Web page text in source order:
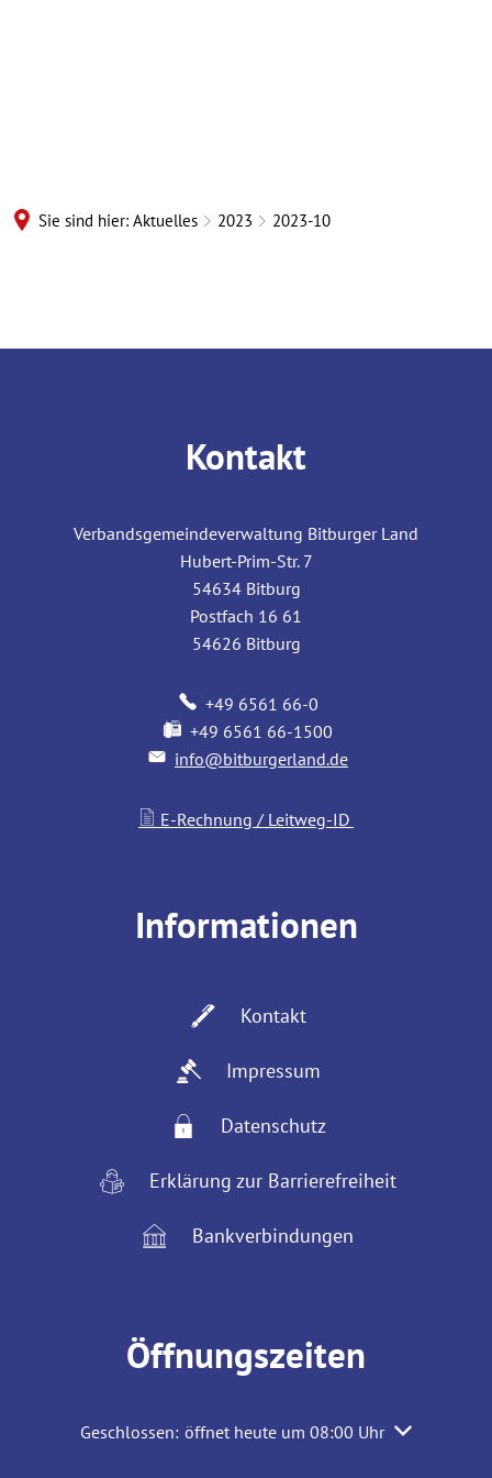
Sie sind hier: Aktuelles 2023 2023-10
Kontakt
Verbandsgemeindeverwaltung Bitburger Land
Hubert-Prim-Str. 7
54634 Bitburg
Postfach 16 61
54626 Bitburg
+49 6561 66-0
+49 6561 66-1500
info@bitburgerland.de
E-Rechnung / Leitweg-ID
Informationen
Kontakt
Impressum
Datenschutz
Erklärung zur Barrierefreiheit
Bankverbindungen
Öffnungszeiten
Klicken, um weitere Öffnungs- oder Schließzeiten
Geschlossen: öffnet heute um 08:00 Uhr